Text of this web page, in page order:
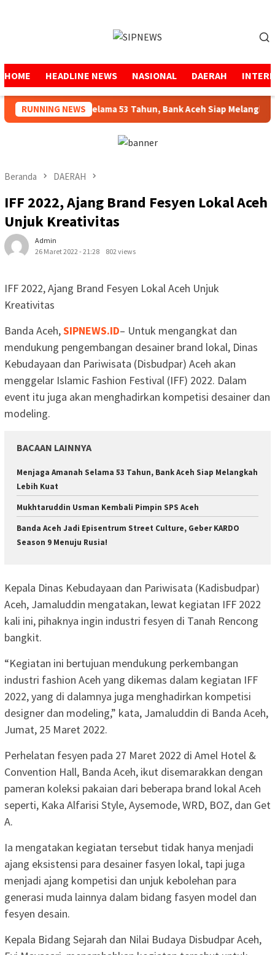
HOME HEADLINE NEWS NASIONAL DAERAH
RUNNING NEWS
Amanah Selama 53 Tahun, Bank Aceh Siap Melangkah
Beranda DAERAH
IFF 2022, Ajang Brand Fesyen Lokal Aceh
Unjuk Kreativitas
Admin
26 Maret 2022 - 21:28
802 views
IFF 2022, Ajang Brand Fesyen Lokal Aceh Unjuk
Kreativitas
Banda Aceh,SIPNEWS.ID– Untuk mengangkat dan
mendukung pengembangan desainer brand lokal, Dinas
Kebudayaan dan Pariwisata (Disbudpar) Aceh akan
menggelar Islamic Fashion Festival (IFF) 2022. Dalam
event itu juga akan menghadirkan kompetisi desainer dan
modeling.
BACAAN LAINNYA
Menjaga Amanah Selama 53 Tahun, Bank Aceh Siap Melangkah
Lebih Kuat
Mukhtaruddin Usman Kembali Pimpin SPS Aceh
Banda Aceh Jadi Episentrum Street Culture, Geber KARDO
Season 9 Menuju Rusia!
Kepala Dinas Kebudayaan dan Pariwisata (Kadisbudpar)
Aceh, Jamaluddin mengatakan, lewat kegiatan IFF 2022
kali ini, pihaknya ingin industri fesyen di Tanah Rencong
bangkit.
“Kegiatan ini bertujuan mendukung perkembangan
industri fashion Aceh yang dikemas dalam kegiatan IFF
2022, yang di dalamnya juga menghadirkan kompetisi
designer dan modeling,” kata, Jamaluddin di Banda Aceh,
Jumat, 25 Maret 2022.
Perhelatan fesyen pada 27 Maret 2022 di Amel Hotel &
Convention Hall, Banda Aceh, ikut disemarakkan dengan
pameran koleksi pakaian dari beberapa brand lokal Aceh
seperti, Kaka Alfarisi Style, Aysemode, WRD, BOZ, dan Get
A.
Ia mengatakan kegiatan tersebut tidak hanya menjadi
ajang eksistensi para desainer fasyen lokal, tapi juga
menjadi ajang kompetisi dan unjuk kebolehan para
generasi muda lainnya dalam bidang fasyen model dan
fesyen desain.
Kepala Bidang Sejarah dan Nilai Budaya Disbudpar Aceh,